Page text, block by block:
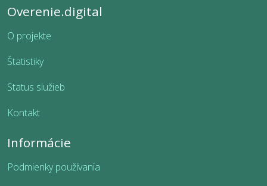
Overenie.digital
O projekte
Štatistiky
Status služieb
Kontakt
Informácie
Podmienky používania